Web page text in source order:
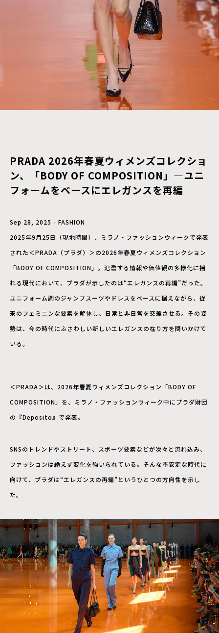
PRADA 2026年春夏ウィメンズコレクショ
ン、「BODY OF COMPOSITION」―ユニ
フォームをベースにエレガンスを再編
Sep 28, 2025 - FASHION
2025年9月25日（現地時間）、ミラノ・ファッションウィークで発表
された＜PRADA（プラダ）＞の2026年春夏ウィメンズコレクション
「BODY OF COMPOSITION」。氾濫する情報や価値観の多様化に揺
れる現代において、プラダが示したのは“エレガンスの再編”だった。
ユニフォーム調のジャンプスーツやドレスをベースに据えながら、従
来のフェミニンな要素を解体し、日常と非日常を交差させる。その姿
勢は、今の時代にふさわしい新しいエレガンスの在り方を問いかけて
いる。
＜PRADA＞は、2026年春夏ウィメンズコレクション「BODY OF
COMPOSITION」を、ミラノ・ファッションウィーク中にプラダ財団
の『Deposito』で発表。
SNSのトレンドやストリート、スポーツ要素などが次々と流れ込み、
ファッションは絶えず変化を強いられている。そんな不安定な時代に
向けて、プラダは“エレガンスの再編”というひとつの方向性を示し
た。